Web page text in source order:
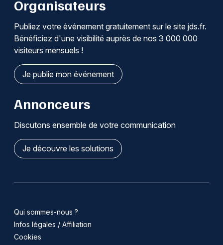
Organisateurs
Publiez votre événement gratuitement sur le site jds.fr.
Bénéficiez d'une visibilité auprès de nos 3 000 000
visiteurs mensuels !
Je publie mon événement
Annonceurs
Discutons ensemble de votre communication
Je découvre les solutions
Qui sommes-nous ?
Infos légales / Affiliation
Cookies